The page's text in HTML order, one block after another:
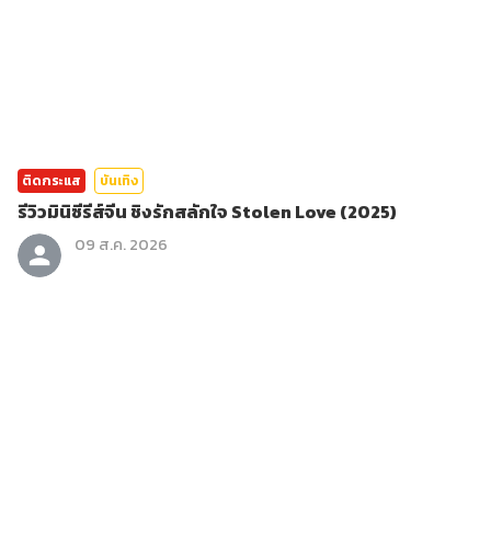
ติดกระแส บันเทิง
รีวิวมินิซีรีส์จีน ชิงรักสลักใจ Stolen Love (2025)
09 ส.ค. 2026